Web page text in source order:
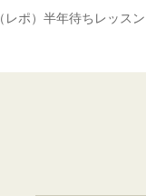
（レポ）半年待ちレッス